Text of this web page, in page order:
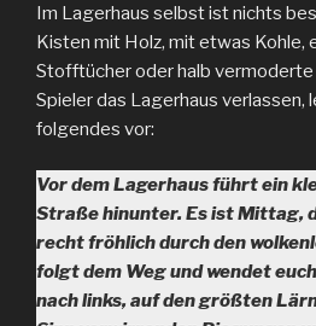
Im Lagerhaus selbst ist nichts
Kisten mit Holz, mit etwas Kohle,
Stofftücher oder halb vermoderte
Spieler das Lagerhaus verlassen,
folgendes vor:
Vor dem Lagerhaus führt ein
Straße hinunter. Es ist Mittag,
recht fröhlich durch den
folgt dem Weg und wendet
nach links, auf den größten